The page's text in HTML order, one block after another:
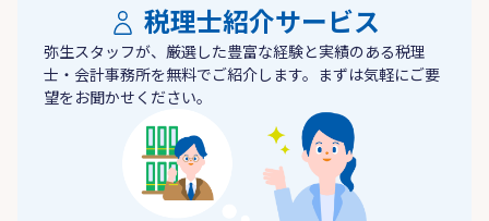
税理士紹介サービス
弥生スタッフが、厳選した豊富な経験と実績のある税理
士・会計事務所を無料でご紹介します。まずは気軽にご要
望をお聞かせください。